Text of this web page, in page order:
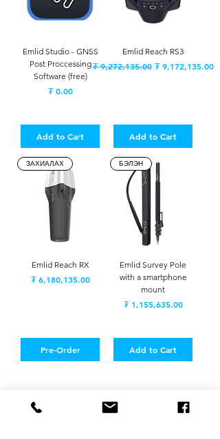
Emlid Studio - GNSS
Post Proccessing
Software (free)
Price
₮ 0.00
Add to Cart
Emlid Reach RS3
Regular Price
₮ 9,272,135.00 Sale Price
₮ 9,172,135.00
Add to Cart
ЗАХИАЛАХ
Emlid Reach RX
Price
₮ 6,180,135.00
Pre-Order
БЭЛЭН
Emlid Survey Pole
with a smartphone
mount
Price
₮ 1,155,635.00
Add to Cart